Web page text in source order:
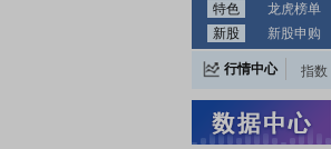
特色 龙虎榜单
新股
新股申购
行情中心 指数